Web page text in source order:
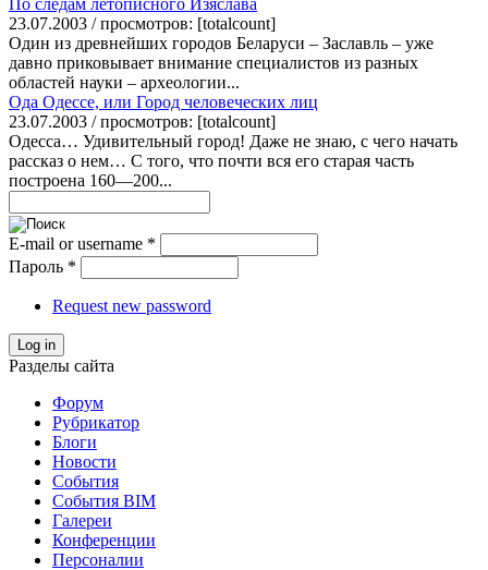
23.07.2003 / просмотров: [totalcount]
Один из древнейших городов Беларуси – Заславль – уже
давно приковывает внимание специалистов из разных
областей науки – археологии...
Ода Одессе, или Город человеческих лиц
23.07.2003 / просмотров: [totalcount]
Одесса… Удивительный город! Даже не знаю, с чего начать
рассказ о нем… С того, что почти вся его старая часть
построена 160—200...
E-mail or username *
Пароль *
Request new password
Log in
Разделы сайта
Форум
Рубрикатор
Блоги
Новости
События
События BIM
Галереи
Конференции
Персоналии